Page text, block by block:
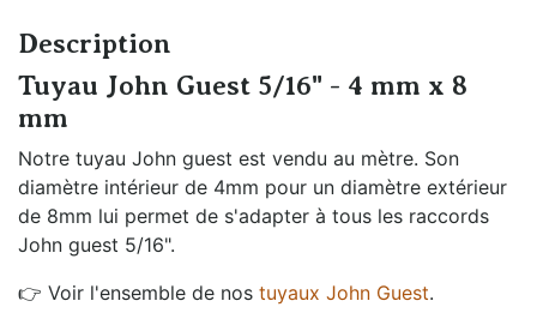
Description
Tuyau John Guest 5/16" - 4 mm x 8
mm
Notre tuyau John guest est vendu au mètre. Son
diamètre intérieur de 4mm pour un diamètre extérieur
de 8mm lui permet de s'adapter à tous les raccords
John guest 5/16".
👉 Voir l'ensemble de nos tuyaux John Guest.